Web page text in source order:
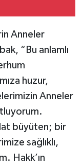
Anneler
“Bu anlamlı
huzur,
Anneler
büyüten; bir
sağlıklı,
Hakk’ın